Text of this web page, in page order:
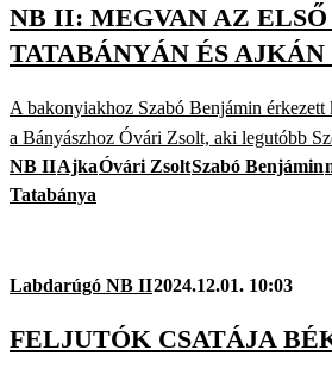
NB II: MEGVAN AZ
TATABÁNYÁN ÉS AJKÁN
A bakonyiakhoz Szabó Benjámin érkezett
a Bányászhoz Óvári Zsolt, aki legutóbb
NB IIAjkaÓvári ZsoltSzabó Benjámin
Tatabánya
Labdarúgó NB II2024.12.01. 10:03
FELJUTÓK CSATÁJA